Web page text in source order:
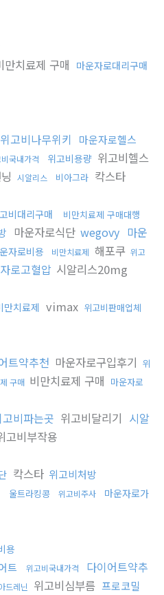
만치료제 구매 마운자로대리구매
위고비나무위키 마운자로헬스
국내가격 위고비용량 위고비헬스
시알리스 비아그라 칵스타
비대리구매 비만치료제 구매대행
마운자로식단 wegovy 마운
자로비용 비만치료제 해포쿠 위고
로고혈압 시알리스20mg
만치료제 vimax 위고비판매업체
트약추천 마운자로구입후기 위
구매 비만치료제 구매 마운자로
고비파는곳 위고비달리기 시알
고비부작용
칵스타 위고비처방
울트라킹콩 위고비주사
마운자로가
용
트 위고비국내가격
다이어트약추
드레닌 위고비심부름 프로코밀